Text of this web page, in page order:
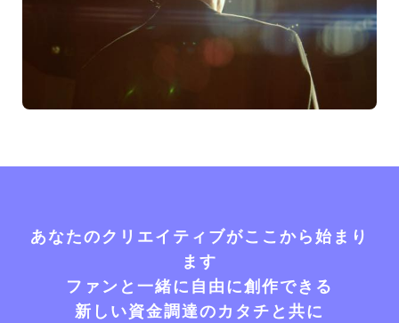
あなたのクリエイティブがここから始まり
ます
ファンと一緒に自由に創作できる
新しい資金調達のカタチと共に